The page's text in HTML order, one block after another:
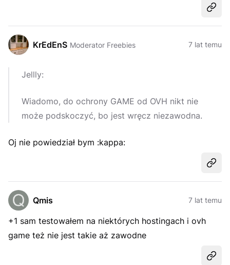
KrEdEnS Moderator Freebies 7 lat temu
Jellly:
Wiadomo, do ochrony GAME od OVH nikt nie
może podskoczyć, bo jest wręcz niezawodna.
Oj nie powiedział bym :kappa:
Qmis 7 lat temu
+1 sam testowałem na niektórych hostingach i ovh
game też nie jest takie aż zawodne